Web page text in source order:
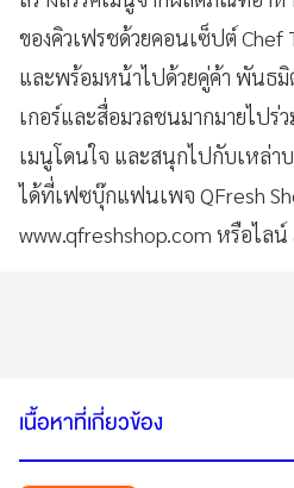
ของคิวเฟรชด้วยคอนเซ็ปต์ Chef
และพร้อมหน้าไปด้วยคู่ค้า พันธมิ
เกอร์และสื่อมวลชนมากมายไปร่
เมนูโดนใจ และสนุกไปกับเหล่า
ได้ที่เฟซบุ๊กแฟนเพจ QFresh
www.qfreshshop.com หรือไลน์
เนื้อหาที่เกี่ยวข้อง